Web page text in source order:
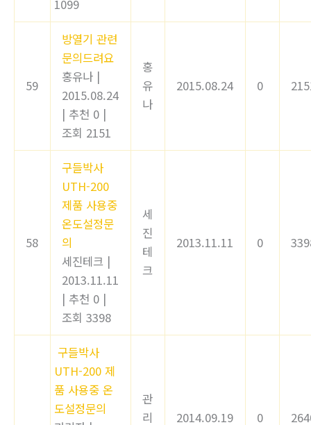
1099
59
방열기 관련
문의드려요
홍유나 |
2015.08.24
| 추천 0 |
조회 2151
홍
유
나
2015.08.24 0
58
구들박사
UTH-200
제품 사용중
온도설정문
의
세진테크 |
2013.11.11
| 추천 0 |
조회 3398
세
진
테
크
2013.11.11 0
구들박사
UTH-200 제
품 사용중 온
도설정문의
관
리
2014.09.19 0